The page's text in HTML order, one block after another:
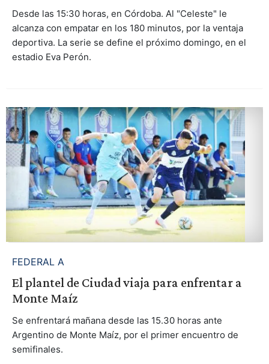
Desde las 15:30 horas, en Córdoba. Al "Celeste" le
alcanza con empatar en los 180 minutos, por la ventaja
deportiva. La serie se define el próximo domingo, en el
estadio Eva Perón.
FEDERAL A
El plantel de Ciudad viaja para enfrentar a
Monte Maíz
Se enfrentará mañana desde las 15.30 horas ante
Argentino de Monte Maíz, por el primer encuentro de
semifinales.